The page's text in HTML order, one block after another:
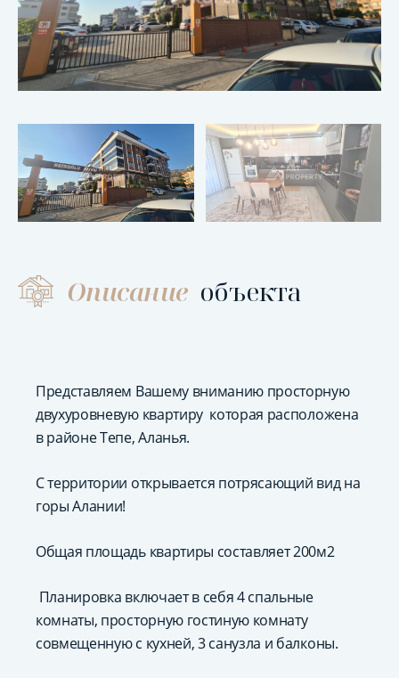
Описание объекта
Представляем Вашему вниманию просторную
двухуровневую квартиру которая расположена
в районе Тепе, Аланья.
С территории открывается потрясающий вид на
горы Алании!
Общая площадь квартиры составляет 200м2
Планировка включает в себя 4 спальные
комнаты, просторную гостиную комнату
совмещенную с кухней, 3 санузла и балконы.